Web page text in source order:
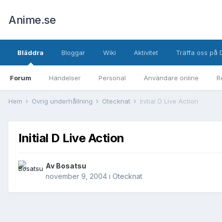
Anime.se
Bläddra
Forum Händelser Personal Användare online
Bloggar Wiki Aktivitet Träffa oss på
Hem Övrig underhållning Otecknat Initial D Live Action
Initial D Live Action
Av Bosatsu
november 9, 2004 i Otecknat